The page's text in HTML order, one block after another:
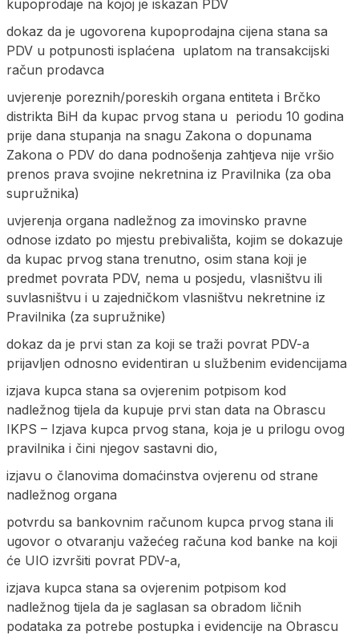
kupoprodaje na kojoj je iskazan PDV
dokaz da je ugovorena kupoprodajna cijena stana sa
PDV u potpunosti isplaćena uplatom na transakcijski
račun prodavca
uvjerenje poreznih/poreskih organa entiteta i Brčko
distrikta BiH da kupac prvog stana u periodu 10 godina
prije dana stupanja na snagu Zakona o dopunama
Zakona o PDV do dana podnošenja zahtjeva nije vršio
prenos prava svojine nekretnina iz Pravilnika (za oba
supružnika)
uvjerenja organa nadležnog za imovinsko pravne
odnose izdato po mjestu prebivališta, kojim se dokazuje
da kupac prvog stana trenutno, osim stana koji je
predmet povrata PDV, nema u posjedu, vlasništvu ili
suvlasništvu i u zajedničkom vlasništvu nekretnine iz
Pravilnika (za supružnike)
dokaz da je prvi stan za koji se traži povrat PDV-a
prijavljen odnosno evidentiran u službenim evidencijama
izjava kupca stana sa ovjerenim potpisom kod
nadležnog tijela da kupuje prvi stan data na Obrascu
IKPS – Izjava kupca prvog stana, koja je u prilogu ovog
pravilnika i čini njegov sastavni dio,
izjavu o članovima domaćinstva ovjerenu od strane
nadležnog organa
potvrdu sa bankovnim računom kupca prvog stana ili
ugovor o otvaranju važećeg računa kod banke na koji
će UIO izvršiti povrat PDV-a,
izjava kupca stana sa ovjerenim potpisom kod
nadležnog tijela da je saglasan sa obradom ličnih
podataka za potrebe postupka i evidencije na Obrascu